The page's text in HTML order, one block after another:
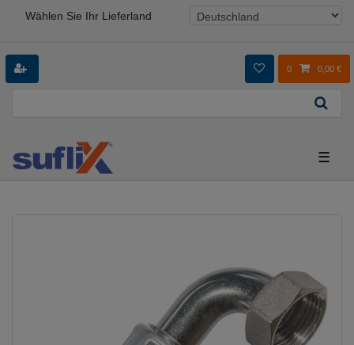
Wählen Sie Ihr Lieferland
0 0,00 €
☰